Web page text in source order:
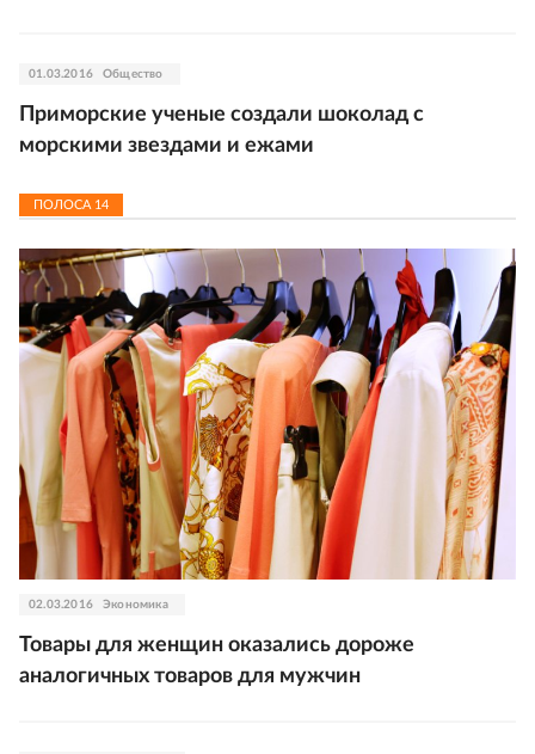
01.03.2016 Общество
Приморские ученые создали шоколад с
морскими звездами и ежами
ПОЛОСА 14
02.03.2016 Экономика
Товары для женщин оказались дороже
аналогичных товаров для мужчин